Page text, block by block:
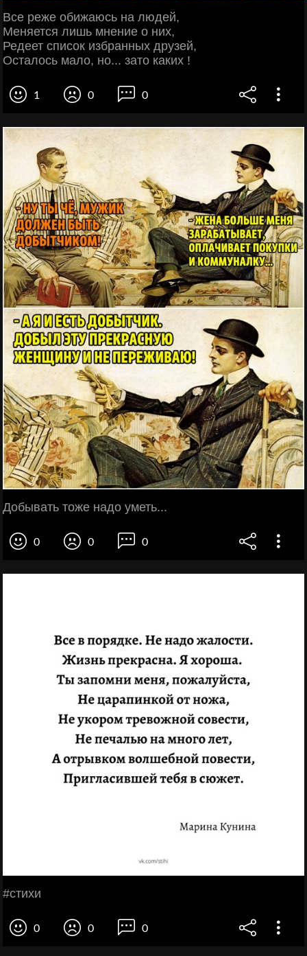
Все реже обижаюсь на людей,
Меняется лишь мнение о них,
Редеет список избранных друзей,
Осталось мало, но... зато каких !
1 0 0
Добывать тоже надо уметь...
0 0 0
#стихи
0 0 0